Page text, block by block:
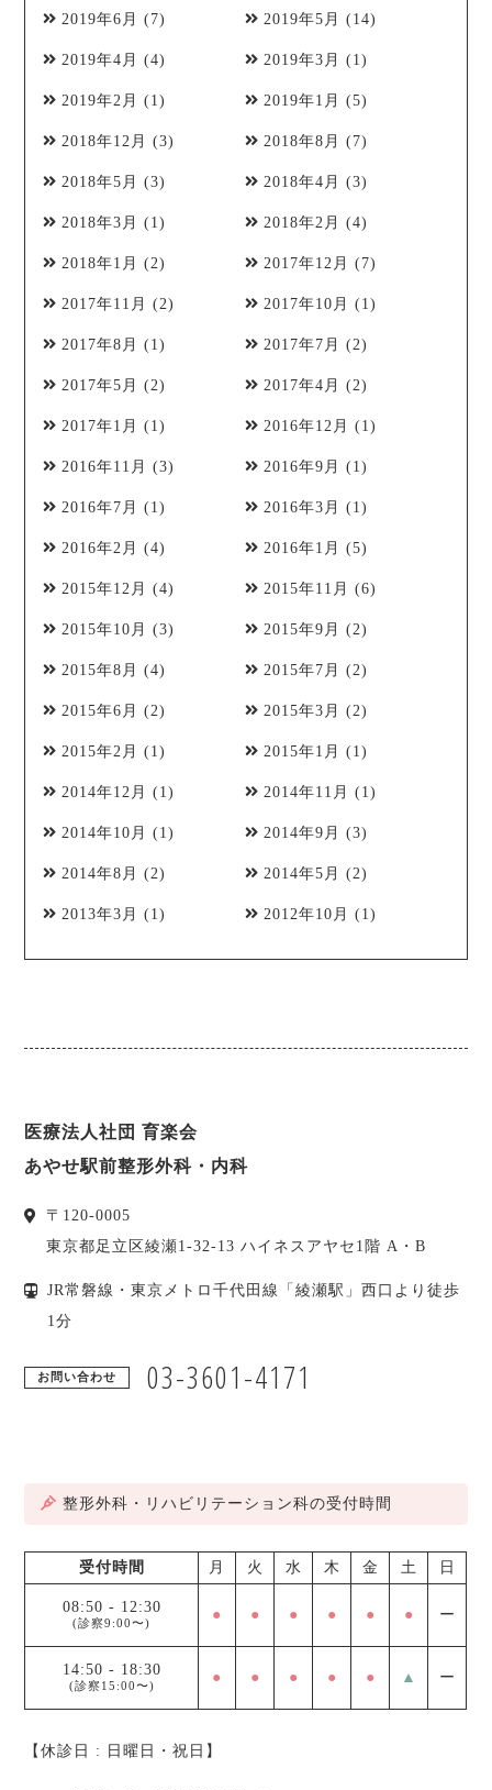
2019年6月 (7) 2019年5月 (14)
2019年4月 (4) 2019年3月 (1)
2019年2月 (1) 2019年1月 (5)
2018年12月 (3) 2018年8月 (7)
2018年5月 (3) 2018年4月 (3)
2018年3月 (1) 2018年2月 (4)
2018年1月 (2) 2017年12月 (7)
2017年11月 (2) 2017年10月 (1)
2017年8月 (1) 2017年7月 (2)
2017年5月 (2) 2017年4月 (2)
2017年1月 (1) 2016年12月 (1)
2016年11月 (3) 2016年9月 (1)
2016年7月 (1) 2016年3月 (1)
2016年2月 (4) 2016年1月 (5)
2015年12月 (4) 2015年11月 (6)
2015年10月 (3) 2015年9月 (2)
2015年8月 (4) 2015年7月 (2)
2015年6月 (2) 2015年3月 (2)
2015年2月 (1) 2015年1月 (1)
2014年12月 (1) 2014年11月 (1)
2014年10月 (1) 2014年9月 (3)
2014年8月 (2) 2014年5月 (2)
2013年3月 (1) 2012年10月 (1)
医療法人社団 育楽会
あやせ駅前整形外科・内科
〒 120-0005
東京都足立区綾瀬1-32-13 ハイネスアヤセ1階 A・B
JR常磐線・東京メトロ千代田線「綾瀬駅」西口より徒歩
1分
お問い合わせ 03-3601-4171
整形外科・リハビリテーション科の受付時間
受付時間 月 火 水 木 金 土 日
08:50 - 12:30
(診察9:00〜) ● ● ● ● ● ● ー
14:50 - 18:30
(診察15:00〜) ● ● ● ● ● ▲ ー
【休診日 : 日曜日・祝日】